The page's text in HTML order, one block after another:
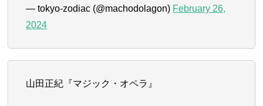
— tokyo-zodiac (@machodolagon) February 26,
2024
山田正紀『マジック・オペラ』